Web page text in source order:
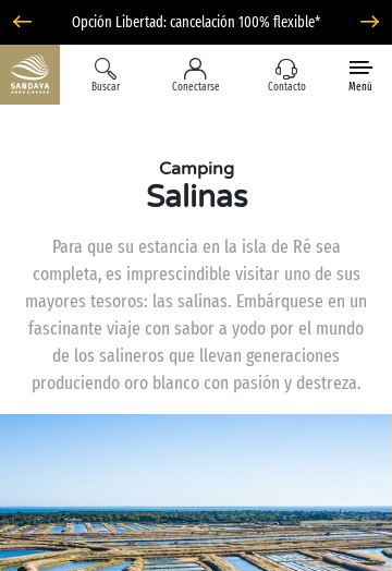
Opción Libertad: cancelación 100% flexible*
Buscar Conectarse Contacto Menú
Camping
Salinas
Para que su estancia en la isla de Ré sea
completa, es imprescindible visitar uno de sus
mayores tesoros: las salinas. Embárquese en un
fascinante viaje con sabor a yodo por el mundo
de los salineros que llevan generaciones
produciendo oro blanco con pasión y destreza.